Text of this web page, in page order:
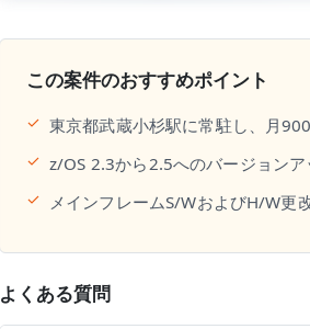
この案件のおすすめポイント
✓ 東京都武蔵小杉駅に常駐し、月
✓ z/OS 2.3から2.5へのバージョンア
✓ メインフレームS/WおよびH/W更
よくある質問